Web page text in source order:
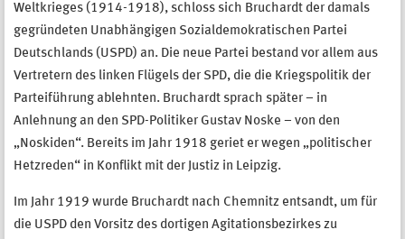
Weltkrieges (1914-1918), schloss sich Bruchardt der damals
gegründeten Unabhängigen Sozialdemokratischen Partei
Deutschlands (USPD) an. Die neue Partei bestand vor allem aus
Vertretern des linken Flügels der SPD, die die Kriegspolitik der
Parteiführung ablehnten. Bruchardt sprach später – in
Anlehnung an den SPD-Politiker Gustav Noske – von den
„Noskiden“. Bereits im Jahr 1918 geriet er wegen „politischer
Hetzreden“ in Konflikt mit der Justiz in Leipzig.
Im Jahr 1919 wurde Bruchardt nach Chemnitz entsandt, um für
die USPD den Vorsitz des dortigen Agitationsbezirkes zu